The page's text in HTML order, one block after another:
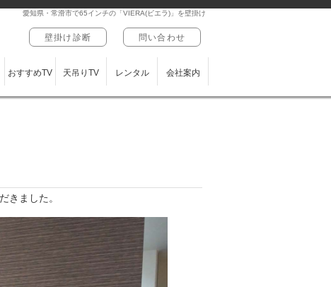
愛知県・常滑市で65インチの「VIERA(ビエラ)」を壁掛け
壁掛け診断 問い合わせ
おすすめTV 天吊りTV レンタル 会社案内
きました。